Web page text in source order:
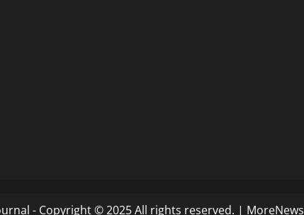
- Copyright © 2025 All rights reserved. | MoreNews